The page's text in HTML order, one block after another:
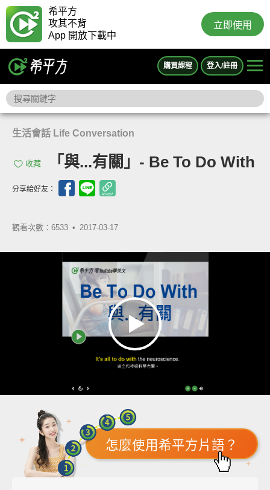
希平方
攻其不背
App 開放下載中
立即使用
購買課程 登入/註冊
生活會話 Life Conversation
收藏 「與...有關」- Be To Do With
分享給好友：
觀看次數：6533 • 2017-03-17
怎麼使用希平方片語？